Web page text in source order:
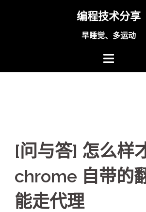
编程技术分享
早睡觉、多运动
[问与答] 怎么样
chrome 自带的
能走代理